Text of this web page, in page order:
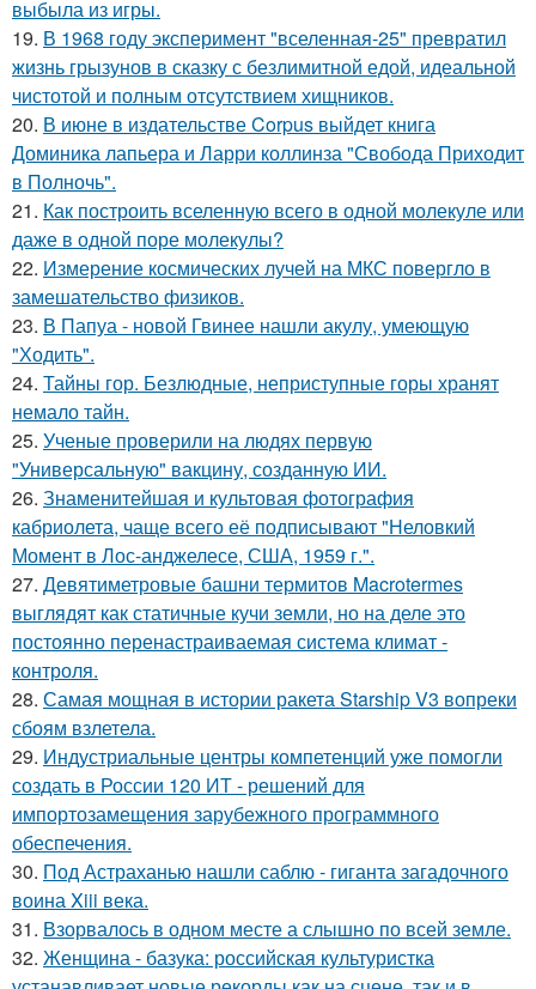
выбыла из игры.
19. В 1968 году эксперимент "вселенная-25" превратил
жизнь грызунов в сказку с безлимитной едой, идеальной
чистотой и полным отсутствием хищников.
20. В июне в издательстве Corpus выйдет книга
Доминика лапьера и Ларри коллинза "Свобода Приходит
в Полночь".
21. Как построить вселенную всего в одной молекуле или
даже в одной поре молекулы?
22. Измерение космических лучей на МКС повергло в
замешательство физиков.
23. В Папуа - новой Гвинее нашли акулу, умеющую
"Ходить".
24. Тайны гор. Безлюдные, неприступные горы хранят
немало тайн.
25. Ученые проверили на людях первую
"Универсальную" вакцину, созданную ИИ.
26. Знаменитейшая и культовая фотография
кабриолета, чаще всего её подписывают "Неловкий
Момент в Лос-анджелесе, США, 1959 г.".
27. Девятиметровые башни термитов Macrotermes
выглядят как статичные кучи земли, но на деле это
постоянно перенастраиваемая система климат -
контроля.
28. Самая мощная в истории ракета Starship V3 вопреки
сбоям взлетела.
29. Индустриальные центры компетенций уже помогли
создать в России 120 ИТ - решений для
импортозамещения зарубежного программного
обеспечения.
30. Под Астраханью нашли саблю - гиганта загадочного
воина Xiii века.
31. Взорвалось в одном месте а слышно по всей земле.
32. Женщина - базука: российская культуристка